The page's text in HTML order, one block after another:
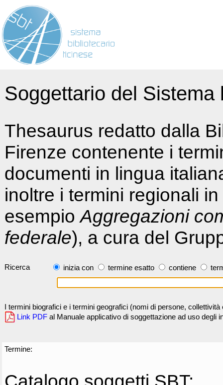
Soggettario del
Thesaurus redatto dalla
Firenze contenente i
documenti in lingua
inoltre i termini regionali
esempioAggregazioni
federale), a cura del
Ricerca inizia con termine esatto contiene
I termini biografici e i termini geografici (nomi di persone,
Link PDF al Manuale applicativo di soggettazione ad uso degli
Termine: